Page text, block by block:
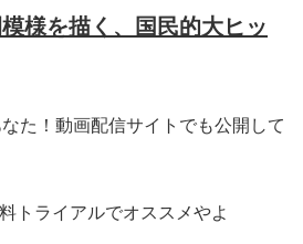
様を描く、国民的大ヒッ
た！動画配信サイトでも公開して
トライアルでオススメやよ